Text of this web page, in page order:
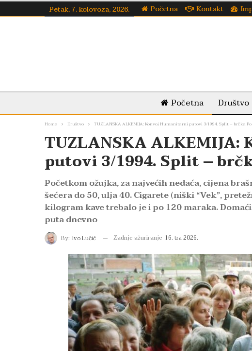
Petak, 7. kolovoza, 2026. Početna Kontakt
Početna Društvo
Home Društvo TUZLANSKA ALKEMIJA: Konvoj Humanitarni putovi 3/1994. Split – brčka
TUZLANSKA
putovi 3/1994. Split –
Početkom ožujka, za najvećih nedaća, cijena
šećera do 50, ulja 40. Cigarete (niški “Vek”,
kilogram kave trebalo je i po 120 maraka.
puta dnevno
By: Ivo Lučić Zadnje ažuriranje 16. tra 2026.